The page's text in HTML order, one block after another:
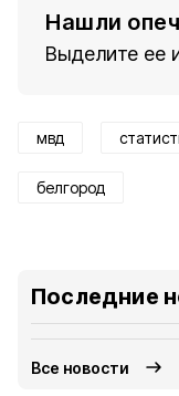
Нашли
Выделите ее
мвд
белгород
Последние
Все новости